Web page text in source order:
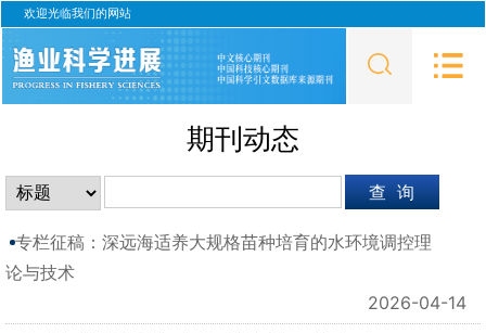
欢迎光临我们的网站
期刊动态
专栏征稿：深远海适养大规格苗种培育的水环境调控理
论与技术
2026-04-14